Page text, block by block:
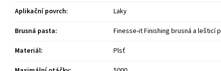
Aplikační povrch:
Laky
Brusná pasta:
Finesse-it Finishing brusná a lešticí
Materiál:
Plsť